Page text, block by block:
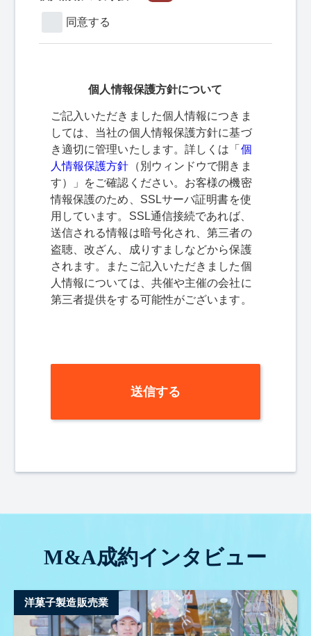
同意する
個人情報保護方針について
ご記入いただきました個人情報につきま
しては、当社の個人情報保護方針に基づ
き適切に管理いたします。詳しくは「 個
人情報保護方針 （別ウィンドウで開きま
す）」をご確認ください。お客様の機密
情報保護のため、SSLサーバ証明書を使
用しています。SSL通信接続であれば、
送信される情報は暗号化され、第三者の
盗聴、改ざん、成りすましなどから保護
されます。またご記入いただきました個
人情報については、共催や主催の会社に
第三者提供をする可能性がございます。
M&A成約インタビュー
洋菓子製造販売業